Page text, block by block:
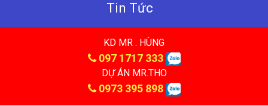
Tin Tức
KD MR . HÙNG
097 1717 333
DỰ ÁN MR.THO
0973 395 898